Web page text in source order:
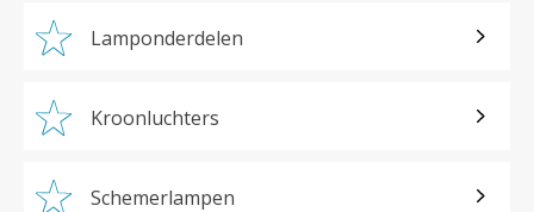
Lamponderdelen
Kroonluchters
Schemerlampen